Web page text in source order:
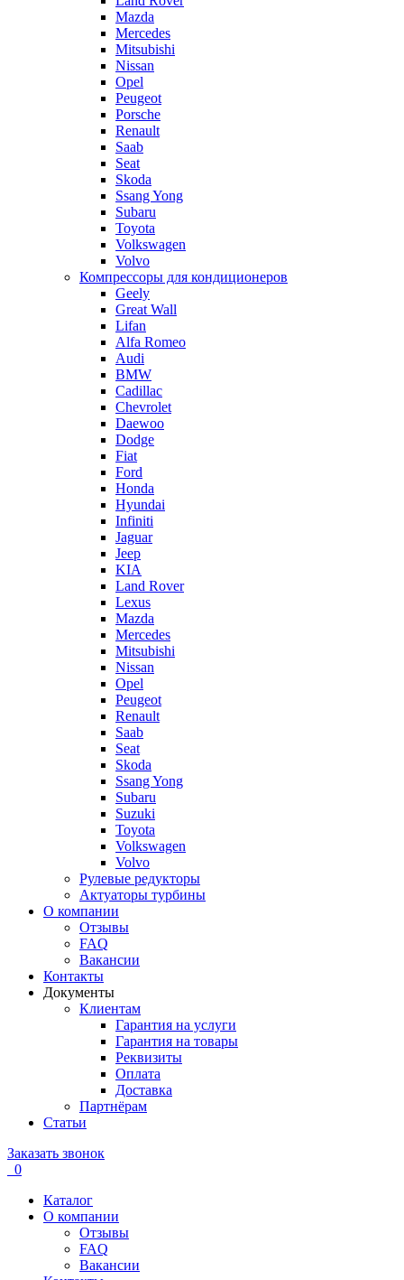
Mazda
Mercedes
Mitsubishi
Nissan
Opel
Peugeot
Porsche
Renault
Saab
Seat
Skoda
Ssang Yong
Subaru
Toyota
Volkswagen
Volvo
Компрессоры для кондиционеров
Geely
Great Wall
Lifan
Alfa Romeo
Audi
BMW
Cadillac
Chevrolet
Daewoo
Dodge
Fiat
Ford
Honda
Hyundai
Infiniti
Jaguar
Jeep
KIA
Land Rover
Lexus
Mazda
Mercedes
Mitsubishi
Nissan
Opel
Peugeot
Renault
Saab
Seat
Skoda
Ssang Yong
Subaru
Suzuki
Toyota
Volkswagen
Volvo
Рулевые редукторы
Актуаторы турбины
О компании
Отзывы
FAQ
Вакансии
Контакты
Документы
Клиентам
Гарантия на услуги
Гарантия на товары
Реквизиты
Оплата
Доставка
Партнёрам
Статьи
Заказать звонок
0
Каталог
О компании
Отзывы
FAQ
Вакансии